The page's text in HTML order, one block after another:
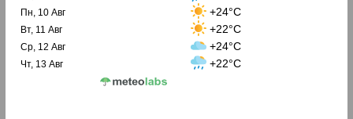
Пн, 10 Авг +24°C
Вт, 11 Авг +22°C
Ср, 12 Авг +24°C
Чт, 13 Авг +22°C